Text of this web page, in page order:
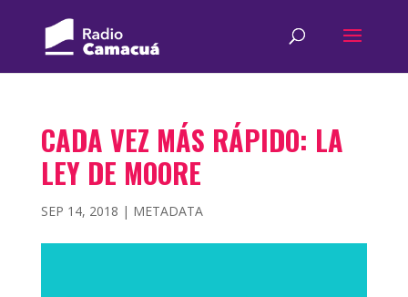
CADA VEZ MÁS RÁPIDO: LA
LEY DE MOORE
SEP 14, 2018 | METADATA